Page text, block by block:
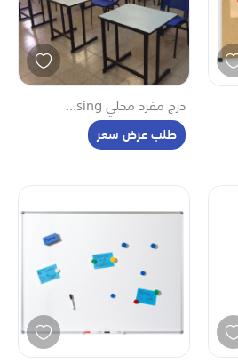
درج مفرد محلي sing...
طلب عرض سعر